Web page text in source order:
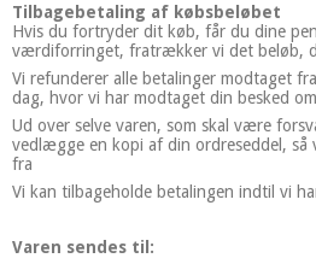
Tilbagebetaling af købsbeløbet
Hvis du fortryder dit køb, får du dine
værdiforringet, fratrækker vi det beløb,
Vi refunderer alle betalinger modtaget
dag, hvor vi har modtaget din besked
Ud over selve varen, som skal være
vedlægge en kopi af din ordreseddel, så
fra
Vi kan tilbageholde betalingen indtil vi
Varen sendes til: